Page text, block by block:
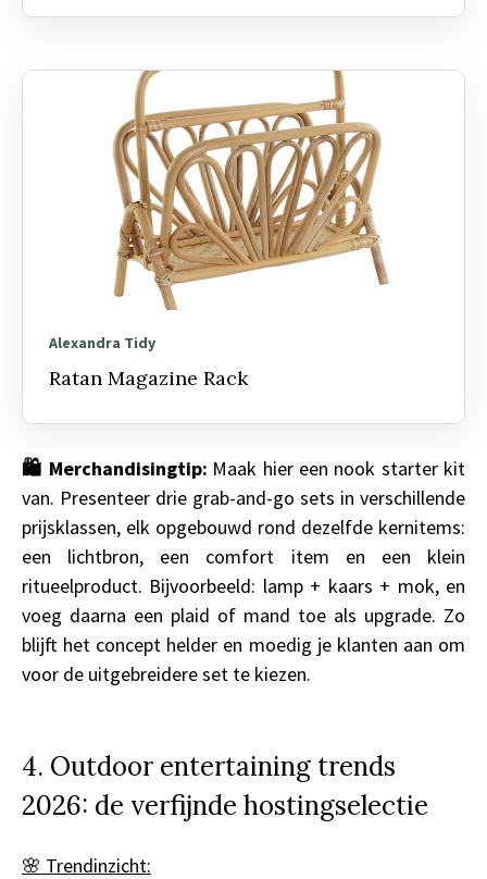
Alexandra Tidy
Ratan Magazine Rack
🛍️ Merchandisingtip: Maak hier een nook starter kit
van. Presenteer drie grab-and-go sets in verschillende
prijsklassen, elk opgebouwd rond dezelfde kernitems:
een lichtbron, een comfort item en een klein
ritueelproduct. Bijvoorbeeld: lamp + kaars + mok, en
voeg daarna een plaid of mand toe als upgrade. Zo
blijft het concept helder en moedig je klanten aan om
voor de uitgebreidere set te kiezen.
4. Outdoor entertaining trends
2026: de verfijnde hostingselectie
🌸 Trendinzicht: